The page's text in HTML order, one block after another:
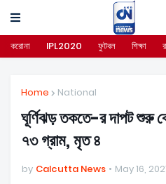
করোনা IPL2020 ফুটবল শিক্ষা
Home National
ঘূর্ণিঝড় তকতে-র দাপট শুরু
৭৩ গ্রাম, মৃত ৪
by Calcutta News May 16,